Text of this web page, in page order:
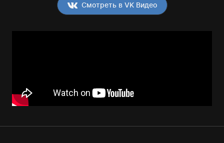
Смотреть в VK Видео